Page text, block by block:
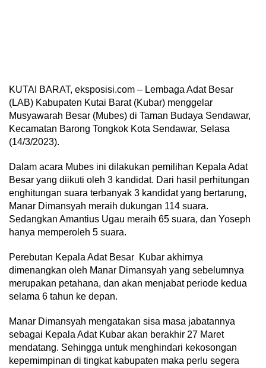
KUTAI BARAT, eksposisi.com – Lembaga Adat Besar
(LAB) Kabupaten Kutai Barat (Kubar) menggelar
Musyawarah Besar (Mubes) di Taman Budaya Sendawar,
Kecamatan Barong Tongkok Kota Sendawar, Selasa
(14/3/2023).
Dalam acara Mubes ini dilakukan pemilihan Kepala Adat
Besar yang diikuti oleh 3 kandidat. Dari hasil perhitungan
enghitungan suara terbanyak 3 kandidat yang bertarung,
Manar Dimansyah meraih dukungan 114 suara.
Sedangkan Amantius Ugau meraih 65 suara, dan Yoseph
hanya memperoleh 5 suara.
Perebutan Kepala Adat Besar Kubar akhirnya
dimenangkan oleh Manar Dimansyah yang sebelumnya
merupakan petahana, dan akan menjabat periode kedua
selama 6 tahun ke depan.
Manar Dimansyah mengatakan sisa masa jabatannya
sebagai Kepala Adat Kubar akan berakhir 27 Maret
mendatang. Sehingga untuk menghindari kekosongan
kepemimpinan di tingkat kabupaten maka perlu segera